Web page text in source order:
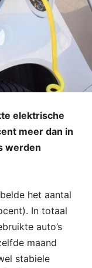
elektrische
meer dan in
werden
het aantal
In totaal
auto’s
maand
stabiele